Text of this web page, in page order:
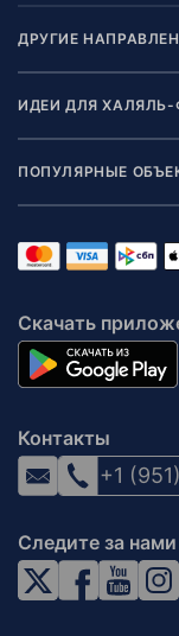
ДРУГИЕ
ИДЕИ ДЛЯ
ПОПУЛЯРНЫЕ
Скачать
Контакты
+1
Следите за нами